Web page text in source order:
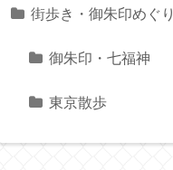
街歩き・御朱印めぐり
御朱印・七福神
東京散歩